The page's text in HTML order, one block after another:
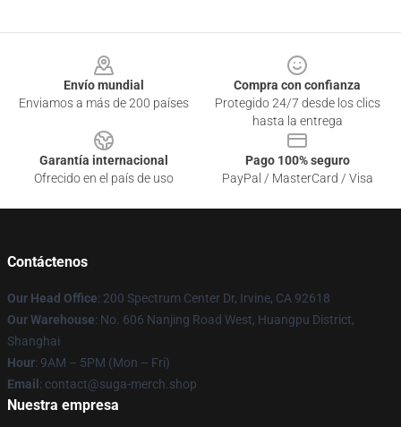
Envío mundial
Enviamos a más de 200 países
Compra con confianza
Protegido 24/7 desde los clics
hasta la entrega
Garantía internacional
Ofrecido en el país de uso
Pago 100% seguro
PayPal / MasterCard / Visa
Contáctenos
Our Head Office: 200 Spectrum Center Dr, Irvine, CA 92618
Our Warehouse: No. 606 Nanjing Road West, Huangpu District,
Shanghai
Hour: 9AM – 5PM (Mon – Fri)
Email : contact@suga-merch.shop
Nuestra empresa